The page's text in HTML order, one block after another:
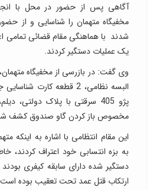
آگاهی پس از حضور در محل با
مخفیگاه متهمان را شناسایی و از
یک عملیات دستگیر کردند.
وی گفت: در بازرسی از مخفیگاه
البسه نظامی، 2 قطعه کارت
پژو 405 سرقتی با پلاک
مخصوص باز کردن گاو صندوق کشف
این مقام انتظامی با اشاره به اینکه
به بزه انتسابی خود اعتراف کردند،
دستگیر شده دارای سابقه کیفری
ارتکاب قتل عمد تحت تعقیب بوده